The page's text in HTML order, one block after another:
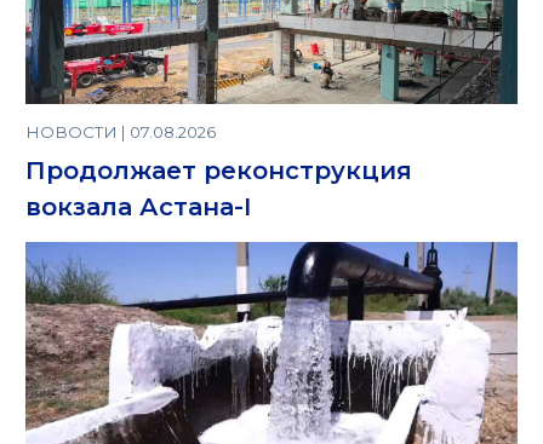
НОВОСТИ | 07.08.2026
Продолжает реконструкция
вокзала Астана-I